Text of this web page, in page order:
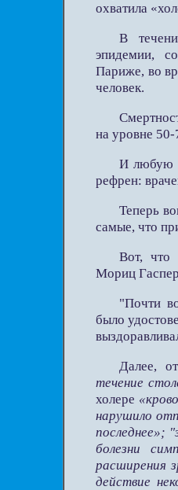
охватила
В
эпидемии,
Париже, во
человек.
на уровне
И любую
рефрен:
Теперь
самые, что
Вот, что
Мориц
"Почти
было
Далее,
течение
холере
нарушило
последнее»;
болезни
расширения
действие